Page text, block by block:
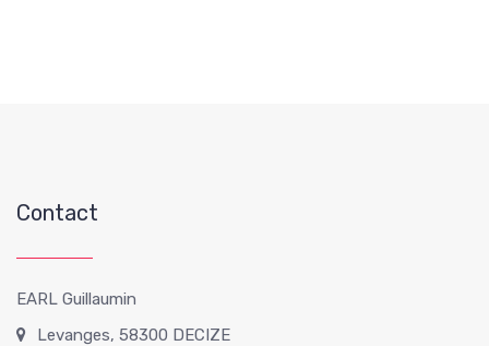
Contact
EARL Guillaumin
Levanges, 58300 DECIZE